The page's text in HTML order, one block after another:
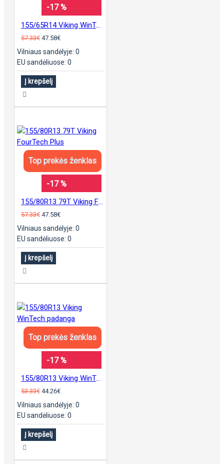
-17 %
155/65R14 Viking WinTech padanga
57.33€ 47.58€
Vilniaus sandėlyje: 0
EU sandėliuose: 0
Į krepšelį
Top prekės ženklas
-17 %
57.33€ 47.58€
Vilniaus sandėlyje: 0
EU sandėliuose: 0
Į krepšelį
Top prekės ženklas
-17 %
155/80R13 Viking WinTech padanga
53.33€ 44.26€
Vilniaus sandėlyje: 0
EU sandėliuose: 0
Į krepšelį